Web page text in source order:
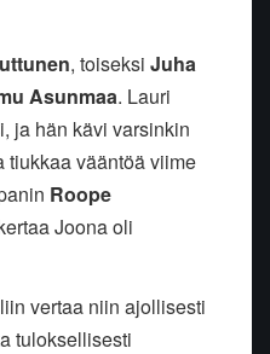
, toiseksi Juha
Asunmaa. Lauri
ja hän kävi varsinkin
vääntöä viime
Roope
Joona oli
vertaa niin ajollisesti
tuloksellisesti